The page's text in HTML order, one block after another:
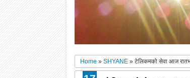
Home »SHYANE »टेलिकमको सेवा आज